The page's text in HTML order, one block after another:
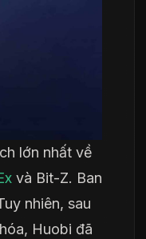
lớn nhất về
và Bit-Z. Ban
nhiên, sau
Huobi đã